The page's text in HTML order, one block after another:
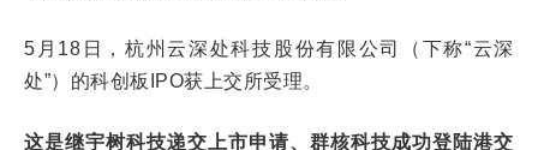
5月18日，杭州云深处科技股份有限公司（下称“云深
处”）的科创板IPO获上交所受理。
这是继宇树科技递交上市申请、群核科技成功登陆港交